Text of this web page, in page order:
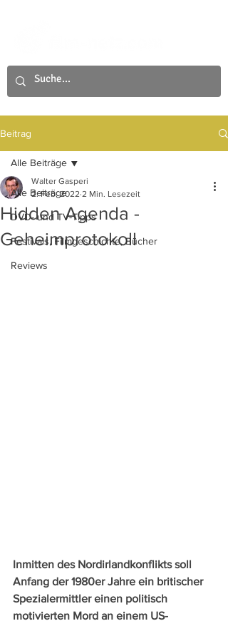
Beitrag
Alle Beiträge
DVD- und TV-Tipps
Festivals, Filmgeschichte, Bücher
Reviews
Alle Beiträge
Hidden Agenda -
Geheimprotokoll
Walter Gasperi
2. Feb. 2022 2 Min. Lesezeit
Inmitten des Nordirlandkonflikts soll
Anfang der 1980er Jahre ein britischer
Spezialermittler einen politisch
motivierten Mord an einem US-